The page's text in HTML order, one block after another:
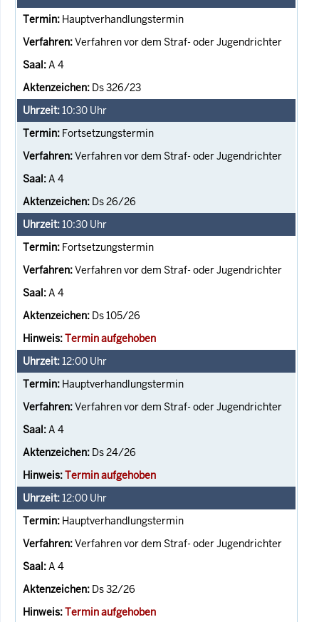
Hauptverhandlungstermin
Verfahren vor dem Straf- oder Jugendrichter
A 4
Ds 326/23
10:30 Uhr
Fortsetzungstermin
Verfahren vor dem Straf- oder Jugendrichter
A 4
Ds 26/26
10:30 Uhr
Fortsetzungstermin
Verfahren vor dem Straf- oder Jugendrichter
A 4
Ds 105/26
Termin aufgehoben
12:00 Uhr
Hauptverhandlungstermin
Verfahren vor dem Straf- oder Jugendrichter
A 4
Ds 24/26
Termin aufgehoben
12:00 Uhr
Hauptverhandlungstermin
Verfahren vor dem Straf- oder Jugendrichter
A 4
Ds 32/26
Termin aufgehoben